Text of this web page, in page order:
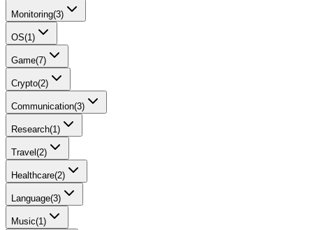
Monitoring(3)
OS(1)
Game(7)
Crypto(2)
Communication(3)
Research(1)
Travel (2)
Healthcare(2)
Language(3)
Music(1)